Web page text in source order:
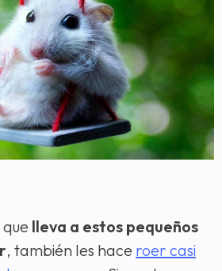
lleva a estos pequeños
, también les hace roer casi